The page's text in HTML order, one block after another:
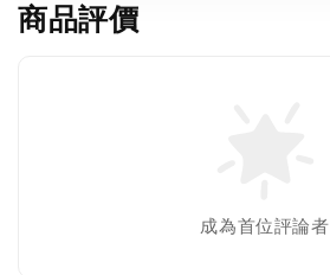
商品評價
成為首位評論者